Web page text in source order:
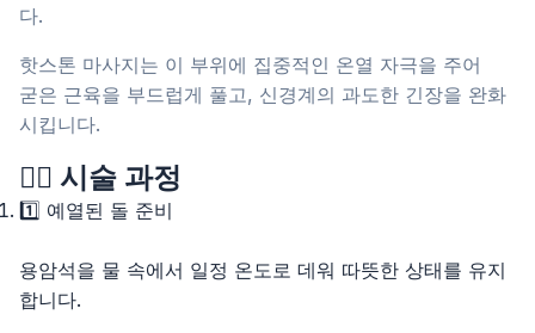
다.
핫스톤 마사지는 이 부위에 집중적인 온열 자극을 주어
굳은 근육을 부드럽게 풀고, 신경계의 과도한 긴장을 완화
시킵니다.
💆‍♀️ 시술 과정
1️⃣ 예열된 돌 준비
용암석을 물 속에서 일정 온도로 데워 따뜻한 상태를 유지
합니다.